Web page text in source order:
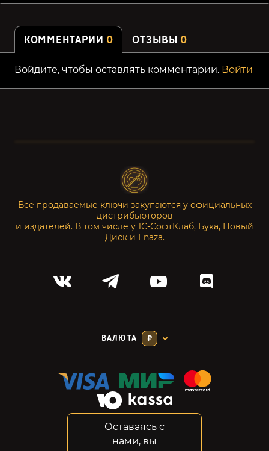
КОММЕНТАРИИ 0 ОТЗЫВЫ 0
Войдите, чтобы оставлять комментарии. Войти
Все продаваемые ключи закупаются у официальных
дистрибьюторов
и издателей. В том числе у 1С-СофтКлаб, Бука, Новый
Диск и Enaza.
ВАЛЮТА ₽
Конфиденциальность
Оставаясь с
нами, вы